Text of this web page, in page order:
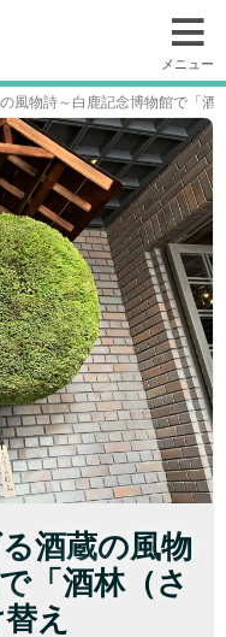
メニュー
風物詩～白鹿記念博物館で「酒
酒蔵の風物
「酒林（さ
え